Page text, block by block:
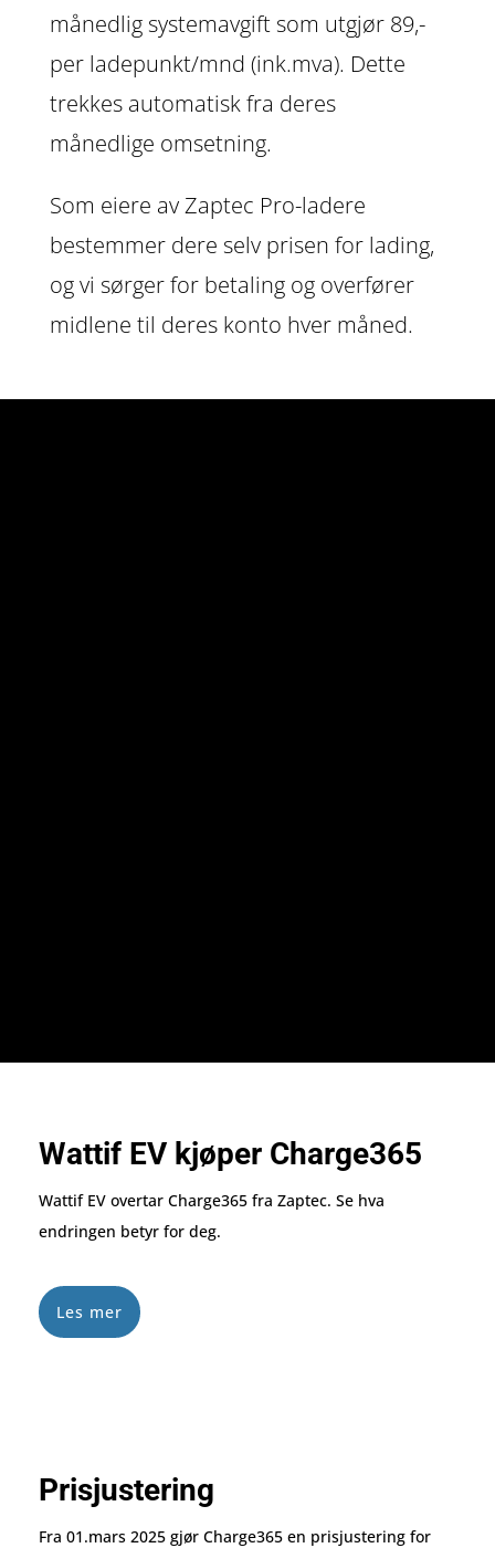
månedlig systemavgift som utgjør 89,-
per ladepunkt/mnd (ink.mva). Dette
trekkes automatisk fra deres
månedlige omsetning.
Som eiere av Zaptec Pro-ladere
bestemmer dere selv prisen for lading,
og vi sørger for betaling og overfører
midlene til deres konto hver måned.
Wattif EV kjøper Charge365
Wattif EV overtar Charge365 fra Zaptec. Se hva
endringen betyr for deg.
Les mer
Prisjustering
Fra 01.mars 2025 gjør Charge365 en prisjustering for